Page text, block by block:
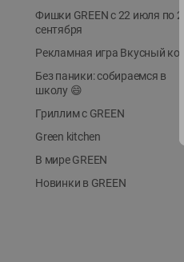
Фишки GREEN с 22 июля по 22
сентября
Рекламная игра Вкусный код
Без паники: собираемся в
школу 😄
Гриллим с GREEN
Green kitchen
В мире GREEN
Новинки в GREEN